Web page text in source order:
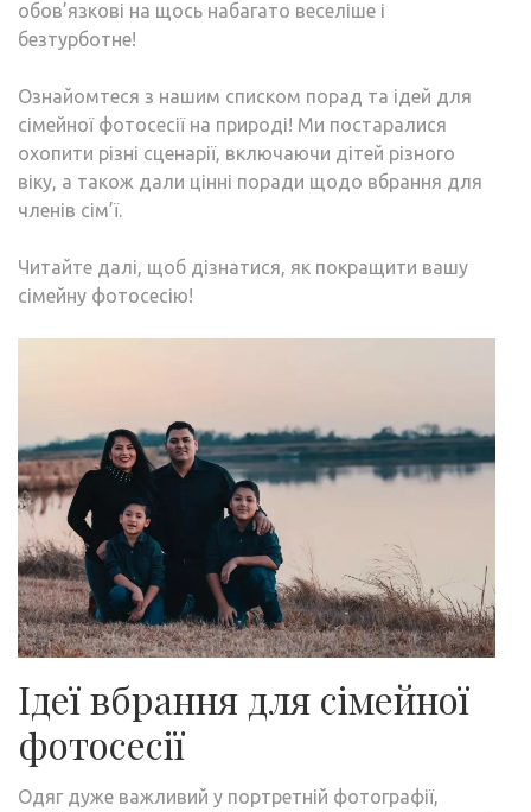
обов’язкові на щось набагато веселіше і
безтурботне!
Ознайомтеся з нашим списком порад та ідей для
сімейної фотосесії на природі! Ми постаралися
охопити різні сценарії, включаючи дітей різного
віку, а також дали цінні поради щодо вбрання для
членів сім’ї.
Читайте далі, щоб дізнатися, як покращити вашу
сімейну фотосесію!
Ідеї ​​вбрання для сімейної
фотосесії
Одяг дуже важливий у портретній фотографії,